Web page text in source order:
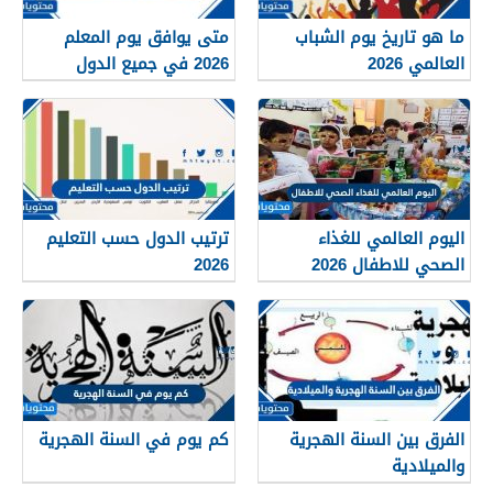
ما هو تاريخ يوم الشباب
العالمي 2026
متى يوافق يوم المعلم
2026 في جميع الدول
العربية
اليوم العالمي للغذاء
الصحي للاطفال 2026
ترتيب الدول حسب التعليم
2026
الفرق بين السنة الهجرية
والميلادية
كم يوم في السنة الهجرية